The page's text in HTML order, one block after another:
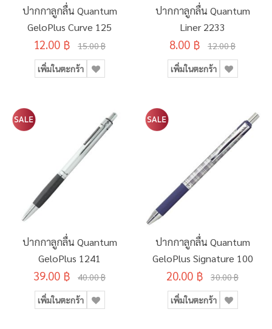
ปากกาลูกลื่น Quantum
GeloPlus Curve 125
12.00 ฿ 15.00 ฿
เพิ่มในตะกร้า
ปากกาลูกลื่น Quantum
Liner 2233
8.00 ฿ 12.00 ฿
เพิ่มในตะกร้า
ปากกาลูกลื่น Quantum
GeloPlus 1241
39.00 ฿ 40.00 ฿
เพิ่มในตะกร้า
ปากกาลูกลื่น Quantum
GeloPlus Signature 100
20.00 ฿ 30.00 ฿
เพิ่มในตะกร้า